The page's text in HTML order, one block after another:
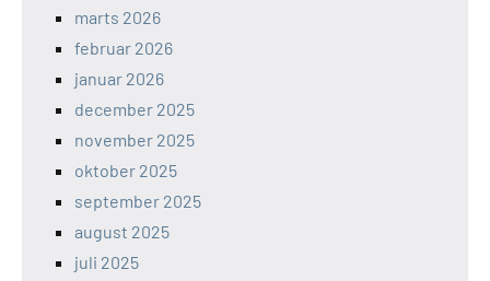
marts 2026
februar 2026
januar 2026
december 2025
november 2025
oktober 2025
september 2025
august 2025
juli 2025